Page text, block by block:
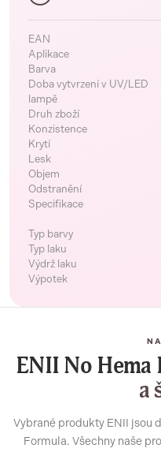
EAN
Aplikace
Barva
Doba vytvrzení v UV/LED
lampě
Druh zboží
Konzistence
Krytí
Lesk
Objem
Odstranění
Specifikace
Typ barvy
Typ laku
Výdrž laku
Výpotek
ENII No Hema
a
Vybrané produkty ENII jsou
Formula. Všechny naše